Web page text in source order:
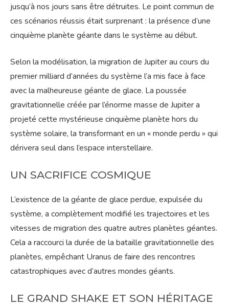
jusqu’à nos jours sans être détruites. Le point commun de
ces scénarios réussis était surprenant : la présence d’une
cinquième planète géante dans le système au début.
Selon la modélisation, la migration de Jupiter au cours du
premier milliard d’années du système l’a mis face à face
avec la malheureuse géante de glace. La poussée
gravitationnelle créée par l’énorme masse de Jupiter a
projeté cette mystérieuse cinquième planète hors du
système solaire, la transformant en un « monde perdu » qui
dérivera seul dans l’espace interstellaire.
UN SACRIFICE COSMIQUE
L’existence de la géante de glace perdue, expulsée du
système, a complètement modifié les trajectoires et les
vitesses de migration des quatre autres planètes géantes.
Cela a raccourci la durée de la bataille gravitationnelle des
planètes, empêchant Uranus de faire des rencontres
catastrophiques avec d’autres mondes géants.
LE GRAND SHAKE ET SON HÉRITAGE